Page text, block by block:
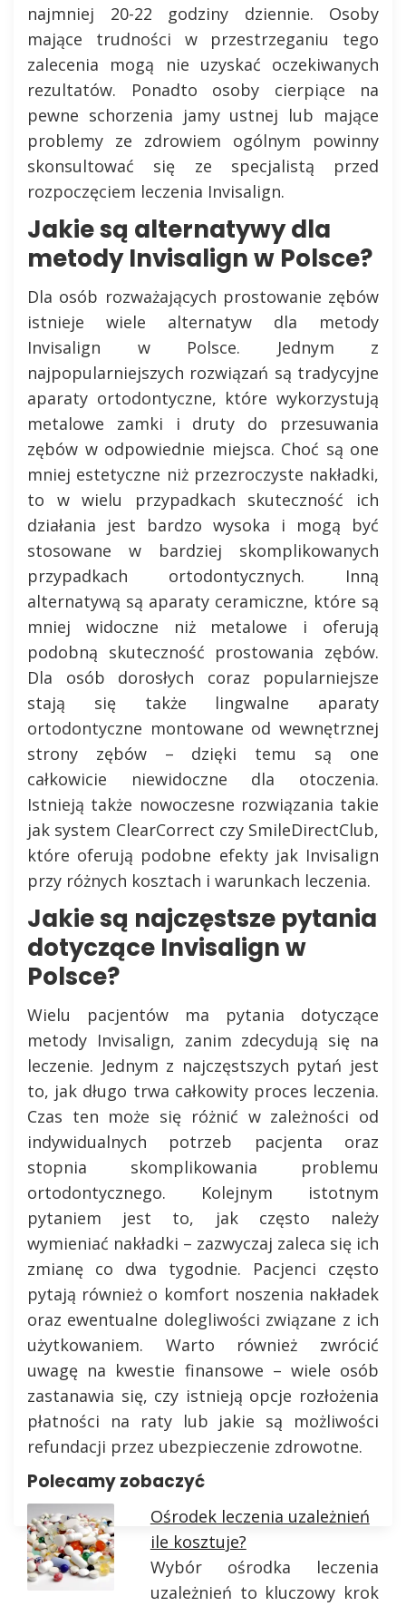
najmniej 20-22 godziny dziennie. Osoby
mające trudności w przestrzeganiu tego
zalecenia mogą nie uzyskać oczekiwanych
rezultatów. Ponadto osoby cierpiące na
pewne schorzenia jamy ustnej lub mające
problemy ze zdrowiem ogólnym powinny
skonsultować się ze specjalistą przed
rozpoczęciem leczenia Invisalign.
Jakie są alternatywy dla
metody Invisalign w Polsce?
Dla osób rozważających prostowanie zębów
istnieje wiele alternatyw dla metody
Invisalign w Polsce. Jednym z
najpopularniejszych rozwiązań są tradycyjne
aparaty ortodontyczne, które wykorzystują
metalowe zamki i druty do przesuwania
zębów w odpowiednie miejsca. Choć są one
mniej estetyczne niż przezroczyste nakładki,
to w wielu przypadkach skuteczność ich
działania jest bardzo wysoka i mogą być
stosowane w bardziej skomplikowanych
przypadkach ortodontycznych. Inną
alternatywą są aparaty ceramiczne, które są
mniej widoczne niż metalowe i oferują
podobną skuteczność prostowania zębów.
Dla osób dorosłych coraz popularniejsze
stają się także lingwalne aparaty
ortodontyczne montowane od wewnętrznej
strony zębów – dzięki temu są one
całkowicie niewidoczne dla otoczenia.
Istnieją także nowoczesne rozwiązania takie
jak system ClearCorrect czy SmileDirectClub,
które oferują podobne efekty jak Invisalign
przy różnych kosztach i warunkach leczenia.
Jakie są najczęstsze pytania
dotyczące Invisalign w
Polsce?
Wielu pacjentów ma pytania dotyczące
metody Invisalign, zanim zdecydują się na
leczenie. Jednym z najczęstszych pytań jest
to, jak długo trwa całkowity proces leczenia.
Czas ten może się różnić w zależności od
indywidualnych potrzeb pacjenta oraz
stopnia skomplikowania problemu
ortodontycznego. Kolejnym istotnym
pytaniem jest to, jak często należy
wymieniać nakładki – zazwyczaj zaleca się ich
zmianę co dwa tygodnie. Pacjenci często
pytają również o komfort noszenia nakładek
oraz ewentualne dolegliwości związane z ich
użytkowaniem. Warto również zwrócić
uwagę na kwestie finansowe – wiele osób
zastanawia się, czy istnieją opcje rozłożenia
płatności na raty lub jakie są możliwości
refundacji przez ubezpieczenie zdrowotne.
Polecamy zobaczyć
Ośrodek leczenia uzależnień
ile kosztuje?
Wybór ośrodka leczenia
uzależnień to kluczowy krok